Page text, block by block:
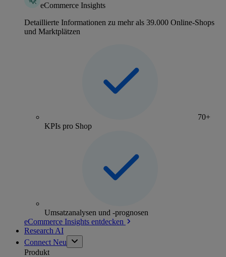
eCommerce Insights
Detaillierte Informationen zu mehr als 39.000 Online-Shops
und Marktplätzen
70+
KPIs pro Shop
Umsatzanalysen und -prognosen
eCommerce Insights entdecken
Research AI
Connect Neu
Produkt